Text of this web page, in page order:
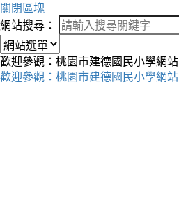
關閉區塊
網站搜尋：
歡迎參觀：桃園市建德國民小學網站
歡迎參觀：桃園市建德國民小學網站